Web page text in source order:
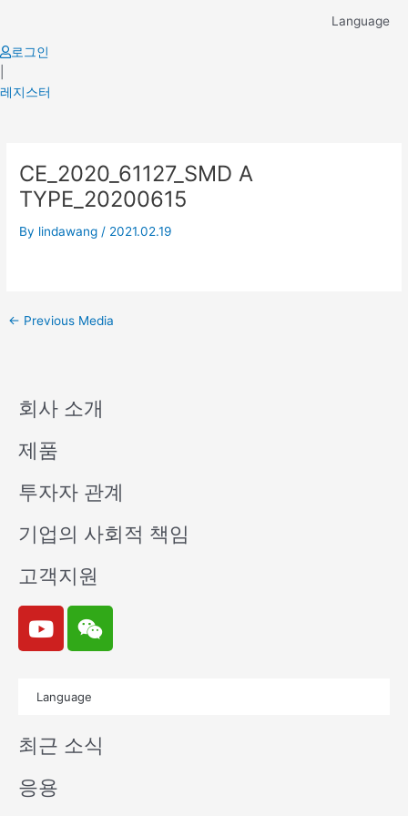
content
Language
로그인
레지스터
CE_2020_61127_SMD A
TYPE_20200615
By lindawang / 2021.02.19
navigation
← Previous Media
회사 소개
제품
투자자 관계
기업의 사회적 책임
고객지원
Y
o
u
e
W
e
i
n
Language
최근 소식
응용